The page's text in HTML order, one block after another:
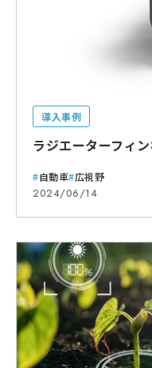
導入事例
ラジエーターフィ
自動車 広視野
2024/06/14